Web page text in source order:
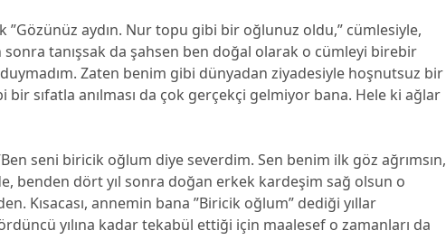
”Gözünüz aydın. Nur topu gibi bir oğlunuz oldu,” cümlesiyle,
tanışsak da şahsen ben doğal olarak o cümleyi birebir
Zaten benim gibi dünyadan ziyadesiyle hoşnutsuz bir
bir sıfatla anılması da çok gerçekçi gelmiyor bana. Hele ki ağlar
seni biricik oğlum diye severdim. Sen benim ilk göz ağrımsın,
benden dört yıl sonra doğan erkek kardeşim sağ olsun o
Kısacası, annemin bana ”Biricik oğlum” dediği yıllar
yılına kadar tekabül ettiği için maalesef o zamanları da